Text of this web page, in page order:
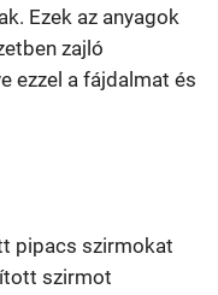
Ezek az anyagok
zajló
ezzel a fájdalmat és
pipacs szirmokat
szirmot